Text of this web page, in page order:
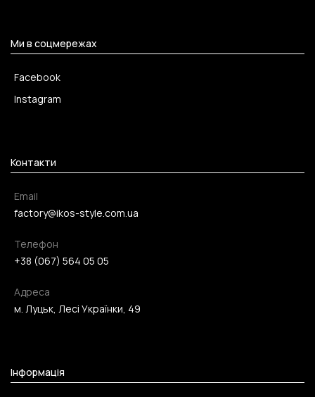
Ми в соцмережах
Facebook
Instagram
Контакти
Email
factory@ikos-style.com.ua
Телефон
+38 (067) 564 05 05
Адреса
м. Луцьк, Лесі Українки, 49
Інформація